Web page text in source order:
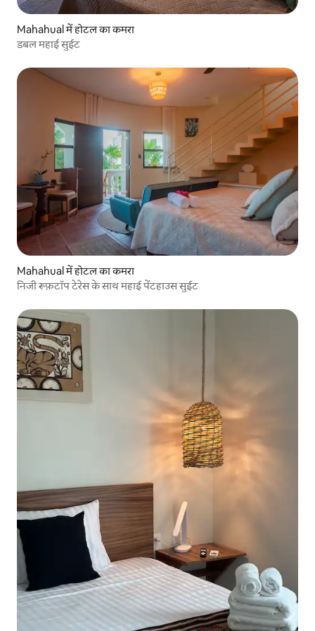
Mahahual में होटल का कमरा
डबल महाई सुईट
Mahahual में होटल का कमरा
निजी रूफ़टॉप टेरेस के साथ महाई पेंटहाउस सुईट